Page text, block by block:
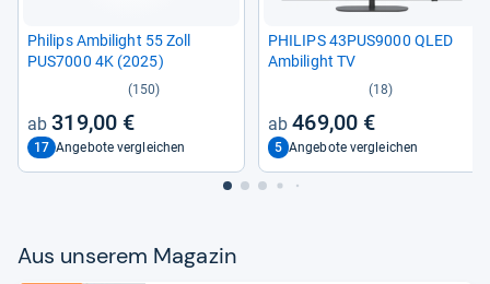
Phi­lips Ambi­light 55 Zoll
PUS7000 4K (2025)
(150)
319,00 €
17 Angebote vergleichen
PHI­LIPS 43PUS9000 QLED
Ambi­light TV
(18)
469,00 €
5 Angebote vergleichen
Aus unse­rem Maga­zin